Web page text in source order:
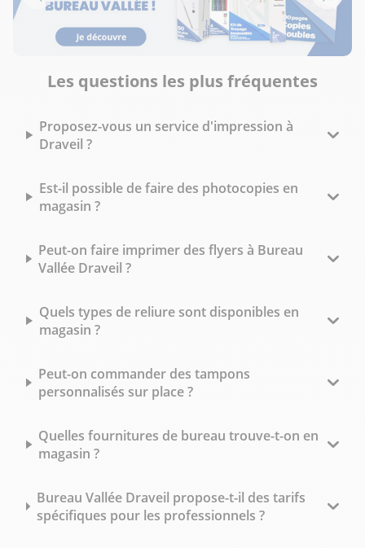
Les questions les plus fréquentes
Proposez-vous un service d'impression à
Draveil ?
Est-il possible de faire des photocopies en
magasin ?
Peut-on faire imprimer des flyers à Bureau
Vallée Draveil ?
Quels types de reliure sont disponibles en
magasin ?
Peut-on commander des tampons
personnalisés sur place ?
Quelles fournitures de bureau trouve-t-on en
magasin ?
Bureau Vallée Draveil propose-t-il des tarifs
spécifiques pour les professionnels ?